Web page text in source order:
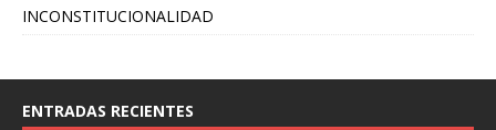
INCONSTITUCIONALIDAD
ENTRADAS RECIENTES